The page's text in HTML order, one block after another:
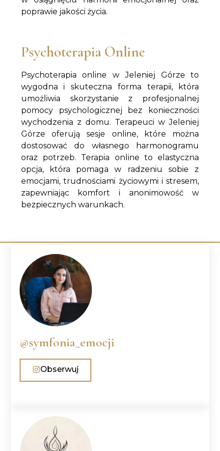
poprawie jakości życia.
Psychoterapia Online
Psychoterapia online w Jeleniej Górze to
wygodna i skuteczna forma terapii, która
umożliwia skorzystanie z profesjonalnej
pomocy psychologicznej bez konieczności
wychodzenia z domu. Terapeuci w Jeleniej
Górze oferują sesje online, które można
dostosować do własnego harmonogramu
oraz potrzeb. Terapia online to elastyczna
opcja, która pomaga w radzeniu sobie z
emocjami, trudnościami życiowymi i stresem,
zapewniając komfort i anonimowość w
bezpiecznych warunkach.
@symfonia_emocji
Obserwuj